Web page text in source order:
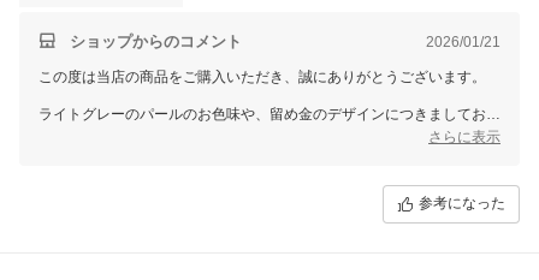
ショップからのコメント 2026/01/21
この度は当店の商品をご購入いただき、誠にありがとうございます。
ライトグレーのパールのお色味や、留め金のデザインにつきましてお褒
めのお言葉をいただき、嬉しく拝見いたしました。一方で、留める際に
さらに表示
参考になった